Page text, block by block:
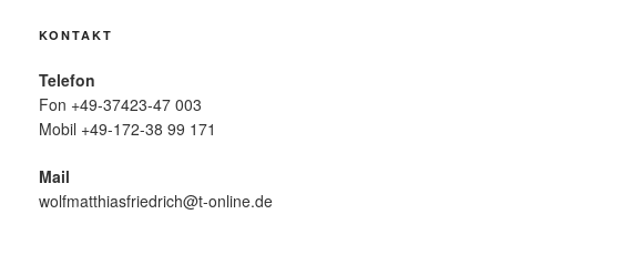
KONTAKT
Telefon
Fon +49-37423-47 003
Mobil +49-172-38 99 171
Mail
wolfmatthiasfriedrich@t-online.de